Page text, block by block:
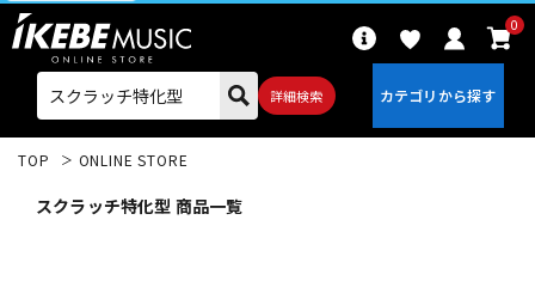
詳細検索
0
TOP ONLINE STORE
スクラッチ特化型 商品一覧